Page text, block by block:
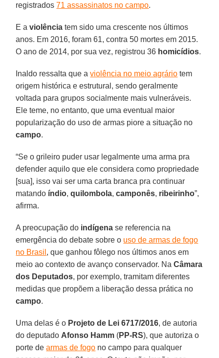
registrados71 assassinatos no campo.
E aviolência tem sido uma crescente nos últimos
anos. Em 2016, foram 61, contra 50 mortes em 2015.
O ano de 2014, por sua vez, registrou 36 homicídios.
Inaldo ressalta que aviolência no meio agrário tem
origem histórica e estrutural, sendo geralmente
voltada para grupos socialmente mais vulneráveis.
Ele teme, no entanto, que uma eventual maior
popularização do uso de armas piore a situação no
campo.
“Se o grileiro puder usar legalmente uma arma pra
defender aquilo que ele considera como propriedade
[sua], isso vai ser uma carta branca pra continuar
matando índio,quilombola,camponês, ribeirinho”,
afirma.
A preocupação do indígena se referencia na
emergência do debate sobre o uso de armas de fogo
no Brasil , que ganhou fôlego nos últimos anos em
meio ao contexto de avanço conservador. NaCâmara
dos Deputados, por exemplo, tramitam diferentes
medidas que propõem a liberação dessa prática no
campo.
Uma delas é o Projeto de Lei 6717/2016, de autoria
do deputado Afonso Hamm (PP-RS), que autoriza o
porte dearmas de fogo no campo para qualquer